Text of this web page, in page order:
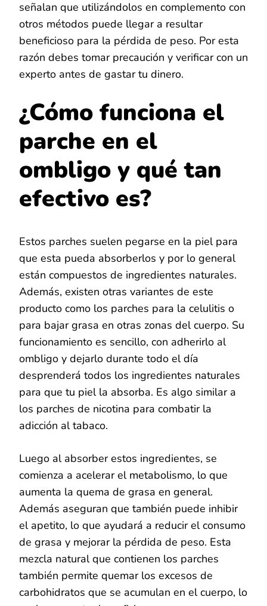
señalan que utilizándolos en complemento con
otros métodos puede llegar a resultar
beneficioso para la pérdida de peso. Por esta
razón debes tomar precaución y verificar con un
experto antes de gastar tu dinero.
¿Cómo funciona el
parche en el
ombligo y qué tan
efectivo es?
Estos parches suelen pegarse en la piel para
que esta pueda absorberlos y por lo general
están compuestos de ingredientes naturales.
Además, existen otras variantes de este
producto como los parches para la celulitis o
para bajar grasa en otras zonas del cuerpo. Su
funcionamiento es sencillo, con adherirlo al
ombligo y dejarlo durante todo el día
desprenderá todos los ingredientes naturales
para que tu piel la absorba. Es algo similar a
los parches de nicotina para combatir la
adicción al tabaco.
Luego al absorber estos ingredientes, se
comienza a acelerar el metabolismo, lo que
aumenta la quema de grasa en general.
Además aseguran que también puede inhibir
el apetito, lo que ayudará a reducir el consumo
de grasa y mejorar la pérdida de peso. Esta
mezcla natural que contienen los parches
también permite quemar los excesos de
carbohidratos que se acumulan en el cuerpo, lo